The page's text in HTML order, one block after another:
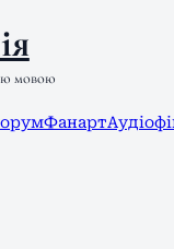
мовою
Фанарт